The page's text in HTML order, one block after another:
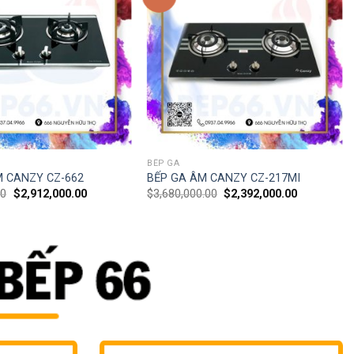
CANZY CZ-662
$2,912,000.00
BẾP GA
BẾP GA ÂM CANZY CZ-217MI
$3,680,000.00 $2,392,000.00